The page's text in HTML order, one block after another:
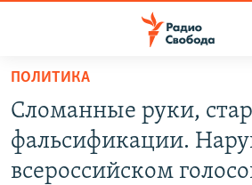
упрощенного
доступа
Вернуться
основному
ПОДКАСТЫ
АВТОРСКИЕ ПРОЕКТЫ
ПОЛИТИКА
Сломанные руки,
фальсификации.
всероссийском